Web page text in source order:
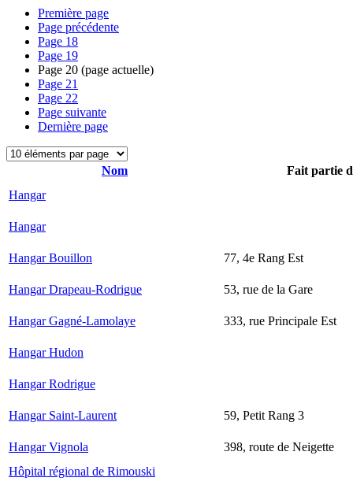
Première page
Page précédente
Page 18
Page 19
Page 20 (page actuelle)
Page 21
Page 22
Page suivante
Dernière page
Nom
Fait partie
Hangar
Hangar
Hangar Bouillon 77, 4e Rang Est
Hangar Drapeau-Rodrigue 53, rue de la Gare
Hangar Gagné-Lamolaye 333, rue Principale Est
Hangar Hudon
Hangar Rodrigue
Hangar Saint-Laurent 59, Petit Rang 3
Hangar Vignola
398, route de Neigette
Hôpital régional de Rimouski